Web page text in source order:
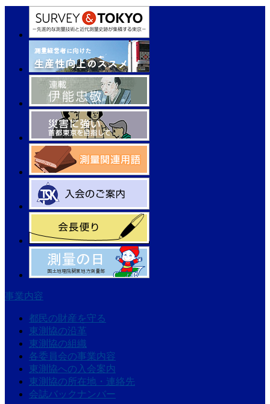
事業内容
都民の財産を守る
東測協の沿革
東測協の組織
各委員会の事業内容
東測協への入会案内
東測協の所在地・連絡先
会誌バックナンバー